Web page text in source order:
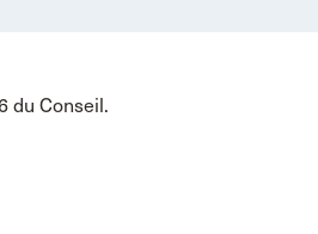
du Conseil.